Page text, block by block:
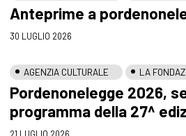
Anteprime a
30 LUGLIO 2026
AGENZIA CULTURALE LA
Pordenonelegge 2026,
programma della 27^
21 LUGLIO 2026